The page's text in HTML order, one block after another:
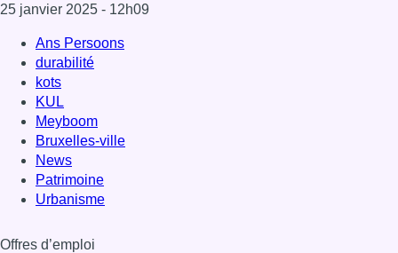
25 janvier 2025 - 12h09
Ans Persoons
durabilité
kots
KUL
Meyboom
Bruxelles-ville
News
Patrimoine
Urbanisme
Offres d’emploi